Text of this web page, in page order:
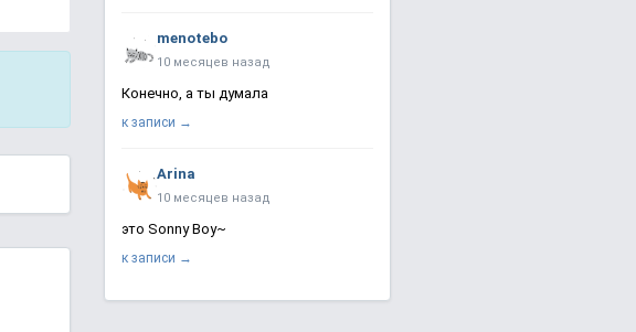
menotebo
10 месяцев назад
Конечно, а ты думала
к записи →
Arina
10 месяцев назад
это Sonny Boy~
к записи →